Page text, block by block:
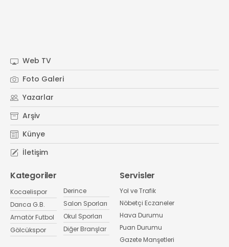
Web TV
Foto Galeri
Yazarlar
Arşiv
Künye
İletişim
Kategoriler
Kocaelispor
Darıca G.B.
Amatör Futbol
Gölcükspor
Derince
Salon Sporları
Okul Sporları
Diğer Branşlar
Servisler
Yol ve Trafik
Nöbetçi Eczaneler
Hava Durumu
Puan Durumu
Gazete Manşetleri